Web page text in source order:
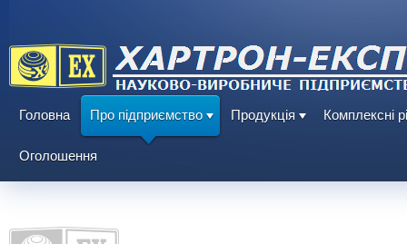
Головна Про підприємство Продукція Комплексні
Оголошення